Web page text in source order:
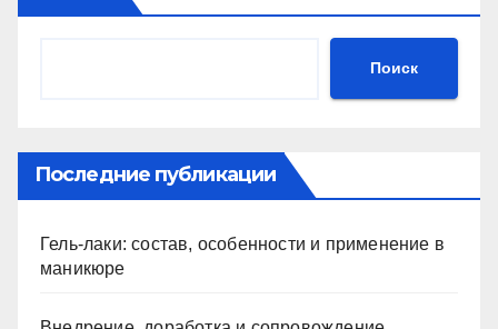
Поиск
Последние публикации
Гель-лаки: состав, особенности и применение в
маникюре